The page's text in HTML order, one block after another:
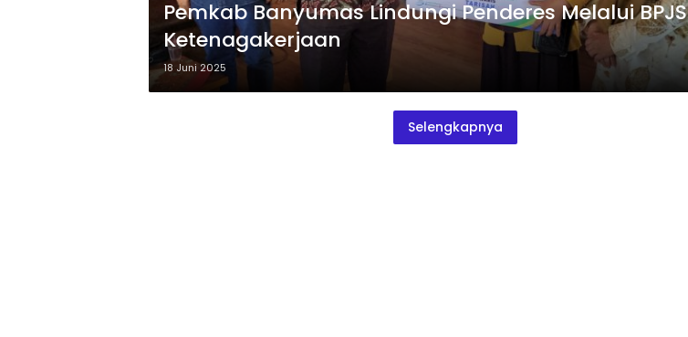
Pemkab Banyumas Lindungi Penderes Melalui BPJS
Ketenagakerjaan
18 Juni 2025
Selengkapnya